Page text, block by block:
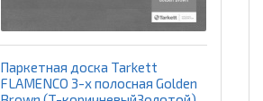
Паркетная доска Tarkett
FLAMENCO 3-х полосная Golden